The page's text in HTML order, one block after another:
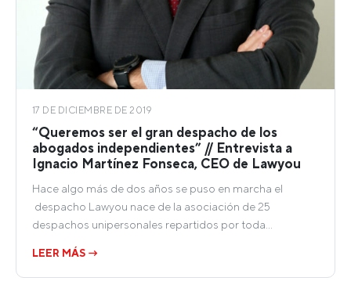
17 DE DICIEMBRE DE 2019
“Queremos ser el gran despacho de los
abogados independientes” // Entrevista a
Ignacio Martínez Fonseca, CEO de Lawyou
Hace algo más de dos años se puso en marcha el
despacho Lawyou nace de la asociación de 25
despachos unipersonales repartidos por toda…
LEER MÁS →